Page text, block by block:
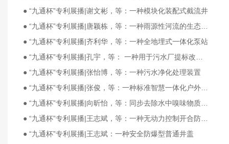
● “九通杯”专利展播|谢文彬，等：一种模块化装配式截流井
● “九通杯”专利展播|齐利华，等：一种全地埋式一体化泵站
● “九通杯”专利展播|张怡博，等：一种污水净化处理装置
● “九通杯”专利展播|王志斌：一种安全防爆型普通井盖